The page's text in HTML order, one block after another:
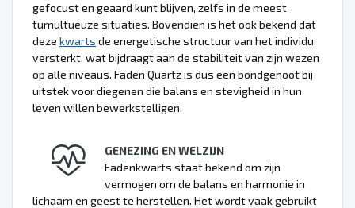
gefocust en geaard kunt blijven, zelfs in de meest
tumultueuze situaties. Bovendien is het ook bekend dat
deze kwarts de energetische structuur van het individu
versterkt, wat bijdraagt aan de stabiliteit van zijn wezen
op alle niveaus. Faden Quartz is dus een bondgenoot bij
uitstek voor diegenen die balans en stevigheid in hun
leven willen bewerkstelligen.
GENEZING EN WELZIJN
Fadenkwarts staat bekend om zijn
vermogen om de balans en harmonie in
lichaam en geest te herstellen. Het wordt vaak gebruikt